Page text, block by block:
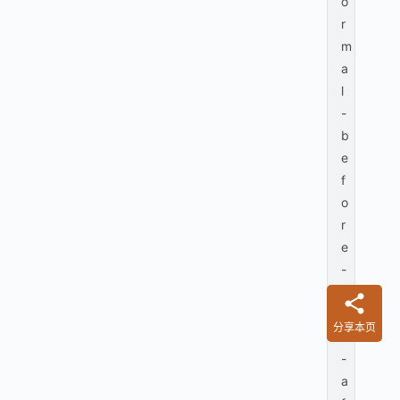
r
m
a
l
-
b
e
f
o
r
e
-
d
-
a
分享本页